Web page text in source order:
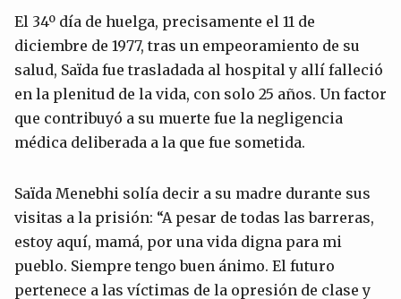
El 34º día de huelga, precisamente el 11 de
diciembre de 1977, tras un empeoramiento de su
salud, Saïda fue trasladada al hospital y allí falleció
en la plenitud de la vida, con solo 25 años. Un factor
que contribuyó a su muerte fue la negligencia
médica deliberada a la que fue sometida.
Saïda Menebhi solía decir a su madre durante sus
visitas a la prisión: “A pesar de todas las barreras,
estoy aquí, mamá, por una vida digna para mi
pueblo. Siempre tengo buen ánimo. El futuro
pertenece a las víctimas de la opresión de clase y